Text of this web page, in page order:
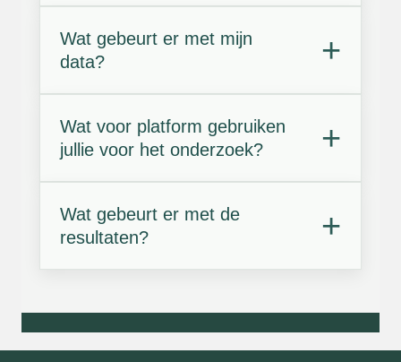
Wat gebeurt er met mijn
data?
Wat voor platform gebruiken
jullie voor het onderzoek?
Wat gebeurt er met de
resultaten?